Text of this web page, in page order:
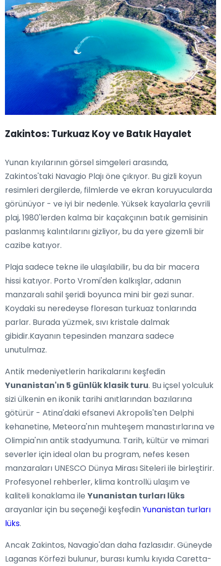
Zakintos: Turkuaz Koy ve Batık Hayalet
Yunan kıyılarının görsel simgeleri arasında,
Zakintos'taki Navagio Plajı öne çıkıyor. Bu gizli koyun
resimleri dergilerde, filmlerde ve ekran koruyucularda
görünüyor - ve iyi bir nedenle. Yüksek kayalarla çevrili
plaj, 1980'lerden kalma bir kaçakçının batık gemisinin
paslanmış kalıntılarını gizliyor, bu da yere gizemli bir
cazibe katıyor.
Plaja sadece tekne ile ulaşılabilir, bu da bir macera
hissi katıyor. Porto Vromi'den kalkışlar, adanın
manzaralı sahil şeridi boyunca mini bir gezi sunar.
Koydaki su neredeyse floresan turkuaz tonlarında
parlar. Burada yüzmek, sıvı kristale dalmak
gibidir.Kayanın tepesinden manzara sadece
unutulmaz.
Antik medeniyetlerin harikalarını keşfedin
Yunanistan'ın 5 günlük klasik turu. Bu içsel yolculuk
sizi ülkenin en ikonik tarihi anıtlarından bazılarına
götürür - Atina'daki efsanevi Akropolis'ten Delphi
kehanetine, Meteora'nın muhteşem manastırlarına ve
Olimpia'nın antik stadyumuna. Tarih, kültür ve mimari
severler için ideal olan bu program, nefes kesen
manzaraları UNESCO Dünya Mirası Siteleri ile birleştirir.
Profesyonel rehberler, klima kontrollü ulaşım ve
kaliteli konaklama ile Yunanistan turları lüks
arayanlar için bu seçeneği keşfedinYunanistan turları
lüks.
Ancak Zakintos, Navagio'dan daha fazlasıdır. Güneyde
Laganas Körfezi bulunur, burası kumlu kıyıda Caretta-